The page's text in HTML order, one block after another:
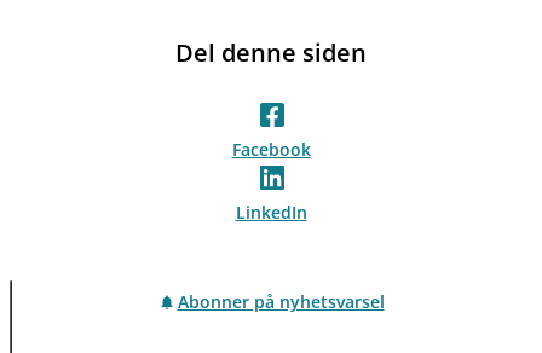
Del denne siden
Facebook
LinkedIn
Abonner på nyhetsvarsel